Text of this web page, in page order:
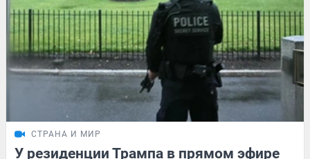
СТРАНА И МИР
У резиденции Трампа в прямом эфире